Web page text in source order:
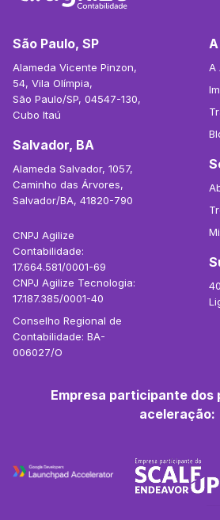
São Paulo, SP
Alameda Vicente Pinzon,
54, Vila Olímpia,
São Paulo/SP, 04547-130,
Cubo Itaú
Salvador, BA
Alameda Salvador, 1057,
Caminho das Árvores,
Salvador/BA, 41820-790
CNPJ Agilize
Contabilidade:
17.664.581/0001-69
CNPJ Agilize Tecnologia:
17.187.385/0001-40
Conselho Regional de
Contabilidade: BA-
006027/O
A
Empresa participante dos
aceleração: